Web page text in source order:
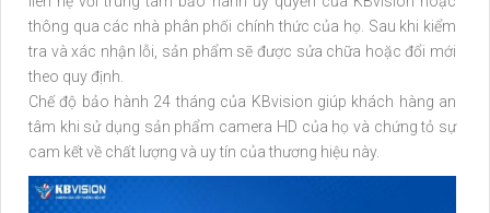
thông qua các nhà phân phối chính thức của họ. Sau khi kiểm
tra và xác nhận lỗi, sản phẩm sẽ được sửa chữa hoặc đổi mới
theo quy định.
Chế độ bảo hành 24 tháng của KBvision giúp khách hàng an
tâm khi sử dụng sản phẩm camera HD của họ và chứng tỏ sự
cam kết về chất lượng và uy tín của thương hiệu này.